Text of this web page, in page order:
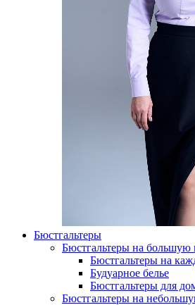
Бюстгальтеры
Бюстгальтеры на большую
Бюстгальтеры на
Будуарное белье
Бюстгальтеры для
Бюстгальтеры на